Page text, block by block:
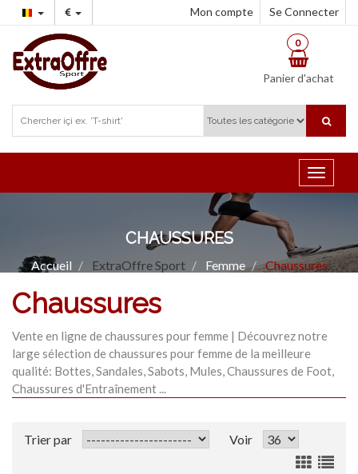
Mon compte Se Connecter
Panier d'achat
0
Toggle
CHAUSSURES
Accueil ExtraOffre Sport Femme Chaussures
Chaussures
Vente en ligne de chaussures pour femme | Découvrez notre
large sélection de chaussures pour femme de la meilleure
qualité: Bottes, Sandales, Sabots, Mules, Chaussures de Foot,
Chaussures d'Entraînement ...
Trier par Voir